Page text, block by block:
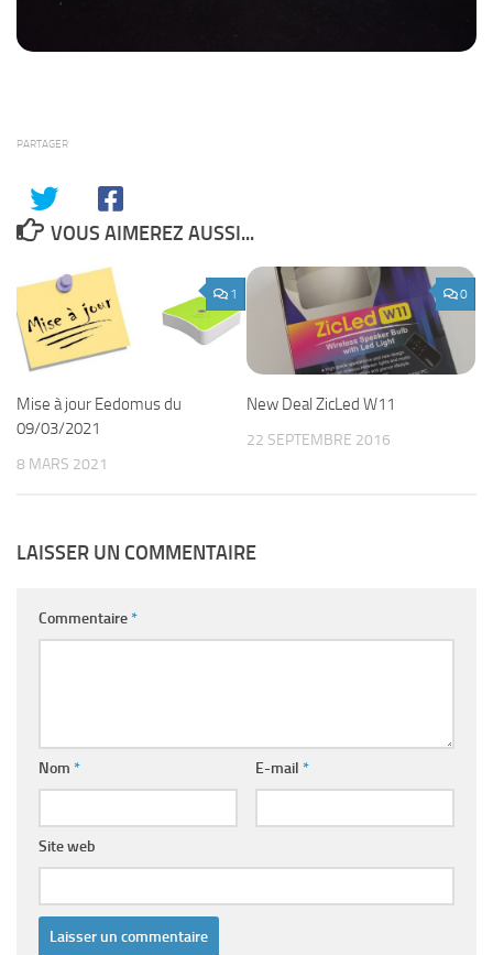
PARTAGER
VOUS AIMEREZ AUSSI...
1
Mise à jour Eedomus du
09/03/2021
8 MARS 2021
0
New Deal ZicLed W11
22 SEPTEMBRE 2016
LAISSER UN COMMENTAIRE
Commentaire*
Nom * E-mail *
Site web